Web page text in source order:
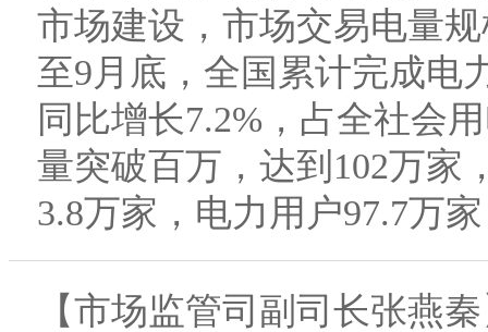
市场建设，市场交易电量
至9月底，全国累计完成电
同比增长7.2%，占全社会
量突破百万，达到102万家
3.8万家，电力用户97.7万
【市场监管司副司长张燕